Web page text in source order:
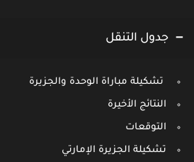
جدول التنقل
تشكيلة مباراة الوحدة والجزيرة
النتائج الأخيرة
التوقعات
تشكيلة الجزيرة الإمارتي